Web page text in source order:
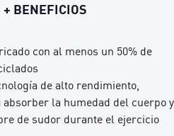
+ BENEFICIOS
con al menos un 50% de
de alto rendimiento,
absorber la humedad del cuerpo y
de sudor durante el ejercicio